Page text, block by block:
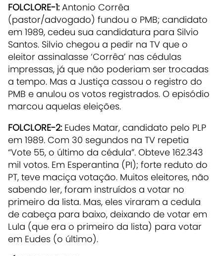
FOLCLORE-1:Antonio Corrêa
(pastor/advogado) fundou o PMB; candidato
em 1989, cedeu sua candidatura para Silvio
Santos. Silvio chegou a pedir na TV que o
eleitor assinalasse ‘Corrêa’ nas cédulas
impressas, já que não poderiam ser trocadas
a tempo. Mas a Justiça cassou o registro do
PMB e anulou os votos registrados. O episódio
marcou aquelas eleições.
FOLCLORE-2:Eudes Matar, candidato pelo PLP
em 1989. Com 30 segundos na TV repetia
“Vote 55, o último da cédula”. Obteve 162.343
mil votos. Em Esperantina (PI); forte reduto do
PT, teve maciça votação. Muitos eleitores, não
sabendo ler, foram instruídos a votar no
primeiro da lista. Mas, eles viraram a cedula
de cabeça para baixo, deixando de votar em
Lula (que era o primeiro da lista) para votar
em Eudes (o último).